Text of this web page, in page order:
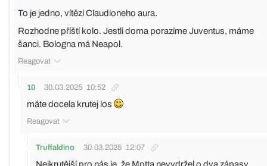
To je jedno, vítězí Claudioneho aura.
Rozhodne příští kolo. Jestli doma porazíme Juventus, máme
šanci. Bologna má Neapol.
Reagovat
10 30.03.2025 10:52
máte docela krutej los
Reagovat
Truffaldino 30.03.2025 12:07